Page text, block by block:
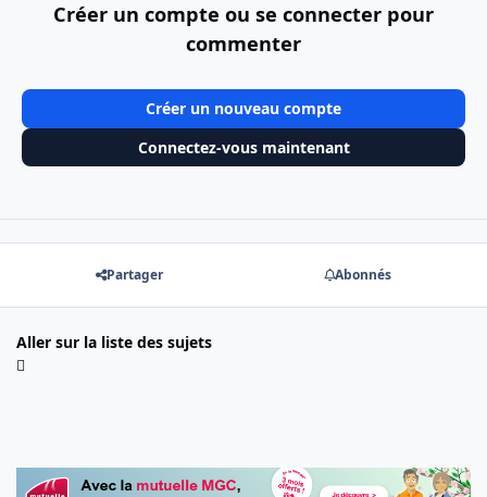
Créer un compte ou se connecter pour
commenter
Créer un nouveau compte
Connectez-vous maintenant
Partager Abonnés
Aller sur la liste des sujets